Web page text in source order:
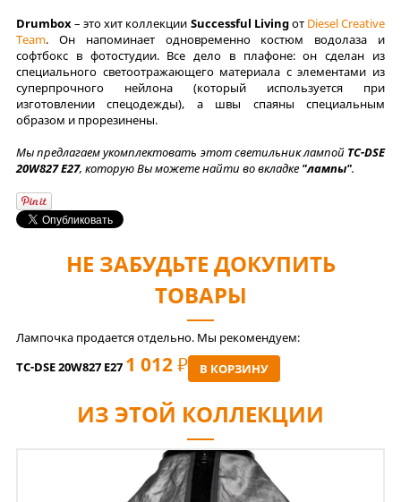
Drumbox – это хит коллекции Successful Livingот Diesel Creative
Team. Он напоминает одновременно костюм водолаза и
софтбокс в фотостудии. Все дело в плафоне: он сделан из
специального светоотражающего материала с элементами из
суперпрочного нейлона (который используется при
изготовлении спецодежды), а швы спаяны специальным
образом и прорезинены.
Мы предлагаем укомплектовать этот светильник лампой TC-DSE
20W827 E27, которую Вы можете найти во вкладке "лампы".
НЕ ЗАБУДЬТЕ ДОКУПИТЬ
ТОВАРЫ
Лампочка продается отдельно. Мы рекомендуем:
TC-DSE 20W827 E27 1 012 РУБ В КОРЗИНУ
ИЗ ЭТОЙ КОЛЛЕКЦИИ